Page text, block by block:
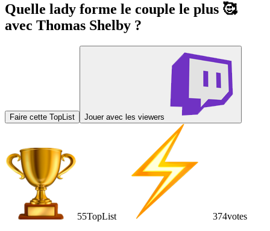
Quelle lady forme le couple le plus 🥰
avec Thomas Shelby ?
Faire cette TopList Jouer avec les viewers
55TopList 374votes